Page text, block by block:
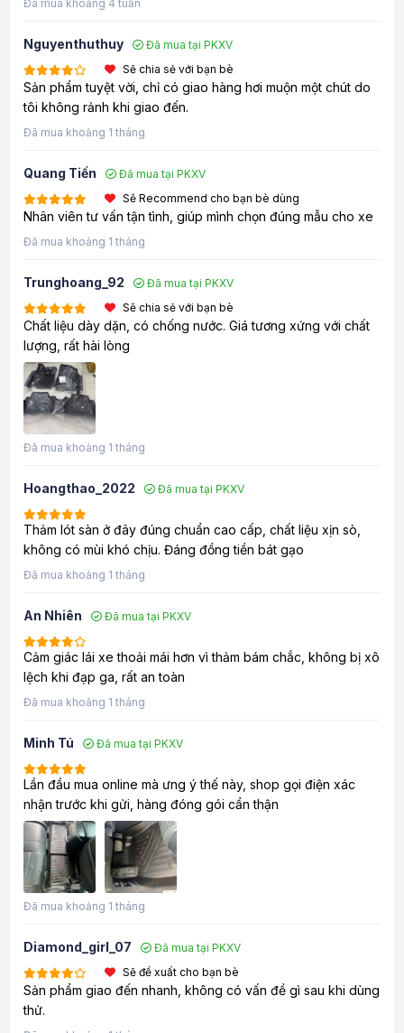
Đã mua khoảng 4 tuần
Nguyenthuthuy
Đã mua tại PKXV
Sẽ chia sẻ với bạn bè
Sản phẩm tuyệt vời, chỉ có giao hàng hơi muộn một chút do
tôi không rảnh khi giao đến.
Đã mua khoảng 1 tháng
Quang Tiến
Đã mua tại PKXV
Sẽ Recommend cho bạn bè dùng
Nhân viên tư vấn tận tình, giúp mình chọn đúng mẫu cho xe
Đã mua khoảng 1 tháng
Trunghoang_92
Đã mua tại PKXV
Sẽ chia sẻ với bạn bè
Chất liệu dày dặn, có chống nước. Giá tương xứng với chất
lượng, rất hài lòng
Đã mua khoảng 1 tháng
Hoangthao_2022 Đã mua tại PKXV
Thảm lót sàn ở đây đúng chuẩn cao cấp, chất liệu xịn sò,
không có mùi khó chịu. Đáng đồng tiền bát gạo
Đã mua khoảng 1 tháng
An Nhiên Đã mua tại PKXV
Cảm giác lái xe thoải mái hơn vì thảm bám chắc, không bị xô
lệch khi đạp ga, rất an toàn
Đã mua khoảng 1 tháng
Minh Tú Đã mua tại PKXV
Lần đầu mua online mà ưng ý thế này, shop gọi điện xác
nhận trước khi gửi, hàng đóng gói cẩn thận
Đã mua khoảng 1 tháng
Diamond_girl_07
Đã mua tại PKXV
Sẽ đề xuất cho bạn bè
Sản phẩm giao đến nhanh, không có vấn đề gì sau khi dùng
thử.